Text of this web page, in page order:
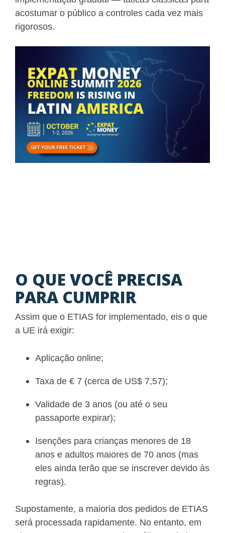
acostumar o público a controles cada vez mais
rigorosos.
O QUE VOCÊ PRECISA
PARA CUMPRIR
Assim que o ETIAS for implementado, eis o que
a UE irá exigir:
Aplicação online;
Taxa de € 7 (cerca de US$ 7,57);
Validade de 3 anos (ou até o seu
passaporte expirar);
Isenções para crianças menores de 18
anos e adultos maiores de 70 anos (mas
eles ainda terão que se inscrever devido às
regras).
Supostamente, a maioria dos pedidos de ETIAS
será processada rapidamente. No entanto, em